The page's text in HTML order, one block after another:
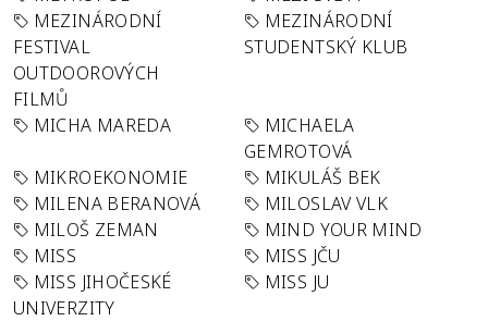
MEZINÁRODNÍ
FESTIVAL
OUTDOOROVÝCH
FILMŮ
MEZINÁRODNÍ
STUDENTSKÝ KLUB
MICHA MAREDA
MICHAELA
GEMROTOVÁ
MIKROEKONOMIE
MIKULÁŠ BEK
MILENA BERANOVÁ
MILOSLAV VLK
MILOŠ ZEMAN
MIND YOUR MIND
MISS
MISS JČU
MISS JIHOČESKÉ
UNIVERZITY
MISS JU